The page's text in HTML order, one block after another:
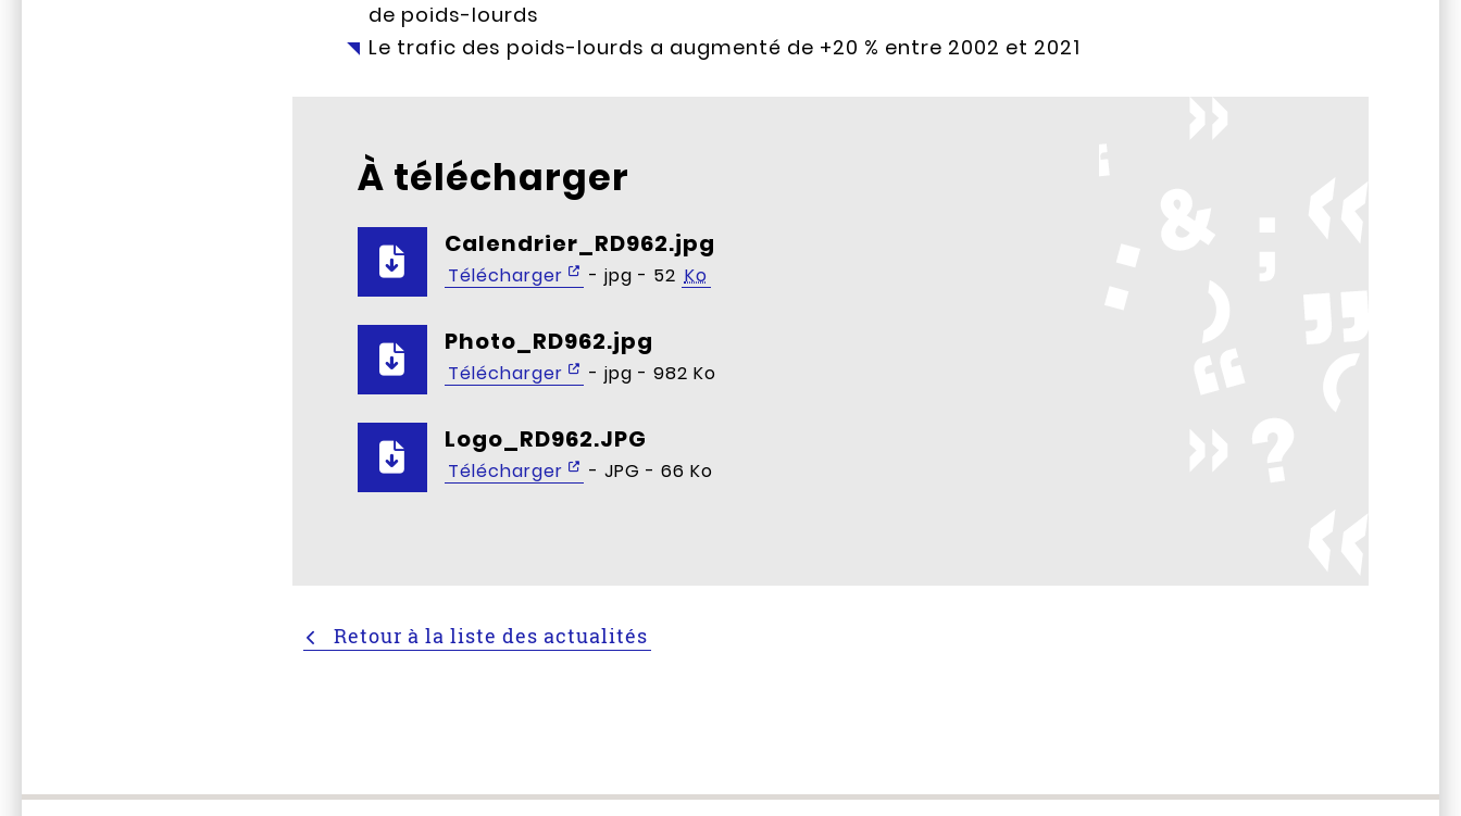
de poids-lourds
Le trafic des poids-lourds a augmenté de +20 % entre 2002 et 2021
À télécharger
Calendrier_RD962.jpg
Télécharger - jpg - 52 Ko
Photo_RD962.jpg
Télécharger - jpg - 982 Ko
Logo_RD962.JPG
Télécharger - JPG - 66 Ko
Retour à la liste des actualités